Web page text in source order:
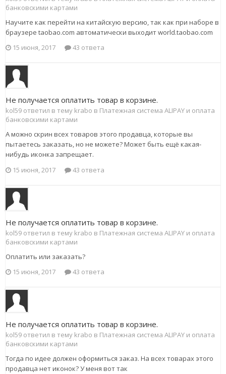
банковскими картами
Научите как перейти на китайскую версию, так как при наборе в
браузере taobao.com автоматически выходит world.taobao.com
15 июня, 2017
43 ответа
Не получается оплатить товар в корзине.
kol59 ответил в тему krabo в Платежная система ALIPAY и оплата
банковскими картами
А можно скрин всех товаров этого продавца, которые вы
пытаетесь заказать, но не можете? Может быть ещё какая-
нибудь иконка запрещает.
15 июня, 2017
43 ответа
Не получается оплатить товар в корзине.
kol59 ответил в тему krabo в Платежная система ALIPAY и оплата
банковскими картами
Оплатить или заказать?
15 июня, 2017
43 ответа
Не получается оплатить товар в корзине.
kol59 ответил в тему krabo в Платежная система ALIPAY и оплата
банковскими картами
Тогда по идее должен оформиться заказ. На всех товарах этого
продавца нет иконок? У меня вот так